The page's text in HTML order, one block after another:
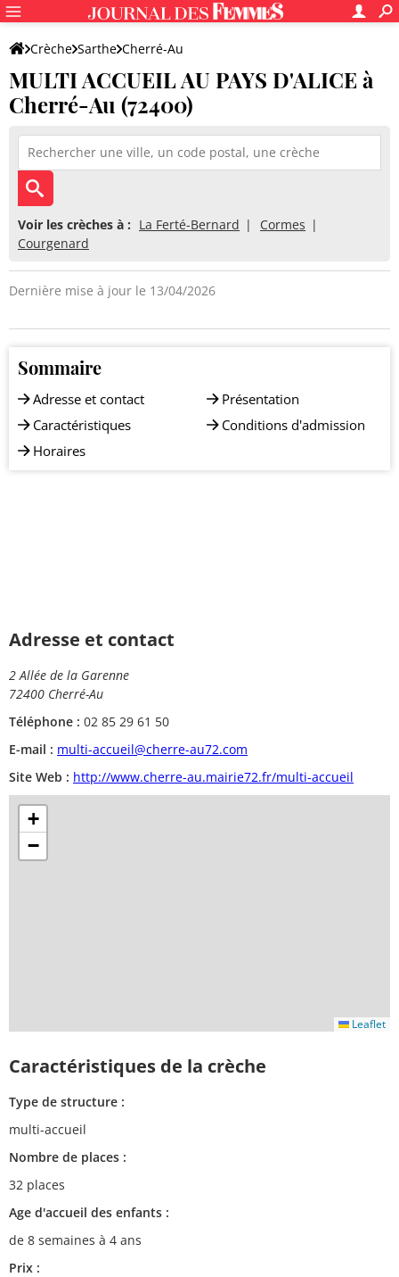
Crèche Sarthe Cherré-Au
MULTI ACCUEIL AU PAYS D'ALICE
MULTI ACCUEIL AU PAYS D'ALICE à
Cherré-Au (72400)
Voir les crèches à : La Ferté-Bernard
Cormes
Courgenard
Dernière mise à jour le 13/04/2026
Sommaire
Adresse et contact
Caractéristiques
Horaires
Présentation
Conditions d'admission
Adresse et contact
2 Allée de la Garenne
72400 Cherré-Au
Téléphone : 02 85 29 61 50
E-mail : multi-accueil@cherre-au72.com
Site Web : http://www.cherre-au.mairie72.fr/multi-accueil
+
−
Leaflet
Caractéristiques de la crèche
Type de structure :
multi-accueil
Nombre de places :
32 places
Age d'accueil des enfants :
de 8 semaines à 4 ans
Prix :